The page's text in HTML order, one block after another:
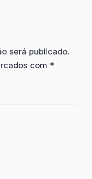
será publicado.
com *